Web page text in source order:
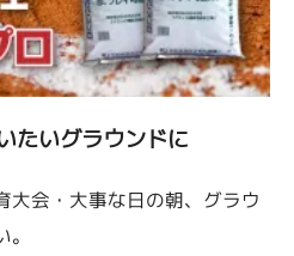
たいグラウンドに
大会・大事な日の朝、グラウ